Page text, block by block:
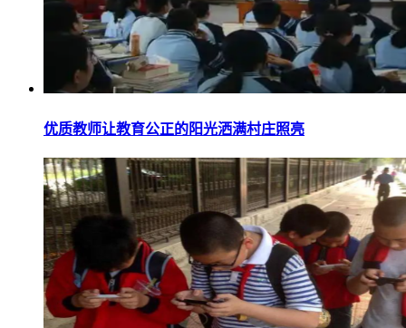
优质教师让教育公正的阳光洒满村庄照亮